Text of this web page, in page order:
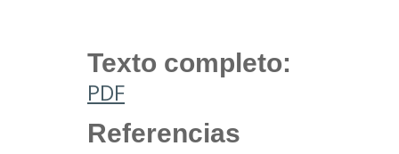
Texto completo:
PDF
Referencias